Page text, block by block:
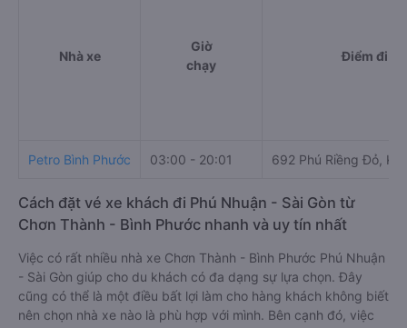
Nhà xe
Giờ
chạy
Điểm đi
Petro Bình Phước 03:00 - 20:01 692 Phú Riềng Đỏ, KP
Cách đặt vé xe khách đi Phú Nhuận - Sài Gòn từ
Chơn Thành - Bình Phước nhanh và uy tín nhất
Việc có rất nhiều nhà xe Chơn Thành - Bình Phước Phú Nhuận
- Sài Gòn giúp cho du khách có đa dạng sự lựa chọn. Đây
cũng có thể là một điều bất lợi làm cho hàng khách không biết
nên chọn nhà xe nào là phù hợp với mình. Bên cạnh đó, việc